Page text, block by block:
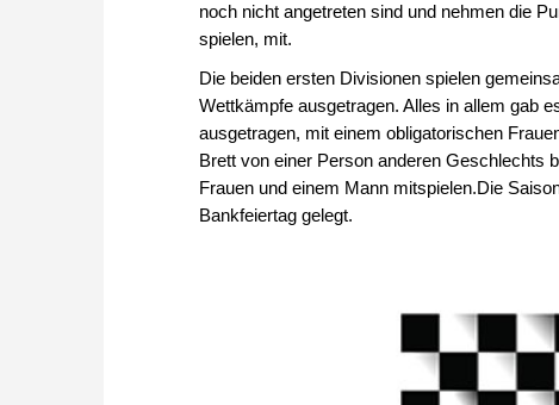
noch nicht angetreten sind und nehmen die
spielen, mit.
Die beiden ersten Divisionen spielen
Wettkämpfe ausgetragen. Alles in allem gab
ausgetragen, mit einem obligatorischen
Brett von einer Person anderen Geschlechts
Frauen und einem Mann mitspielen.Die
Bankfeiertag gelegt.